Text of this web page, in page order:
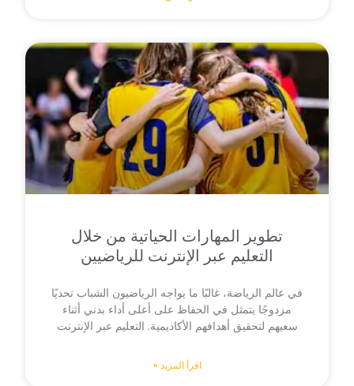
تطوير المهارات الحياتية من خلال
التعليم عبر الإنترنت للرياضيين
في عالم الرياضة، غالبًا ما يواجه الرياضيون الشباب تحديًا
مزدوجًا يتمثل في الحفاظ على أعلى أداء بدني أثناء
سعيهم لتحقيق أهدافهم الأكاديمية. التعليم عبر الإنترنت
اقرأ المزيد »